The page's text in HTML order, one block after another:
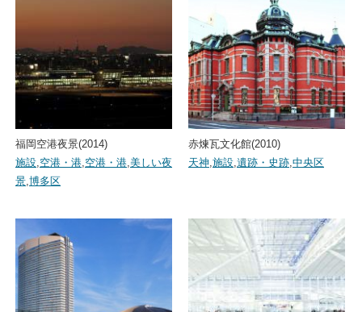
福岡空港夜景(2014)
施設,空港・港,空港・港,美しい夜
景,博多区
赤煉瓦文化館(2010)
天神,施設,遺跡・史跡,中央区